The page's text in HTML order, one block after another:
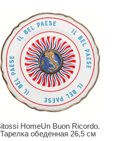
HomeUn Buon Ricordo.
Тарелка обеденная 26,5 см